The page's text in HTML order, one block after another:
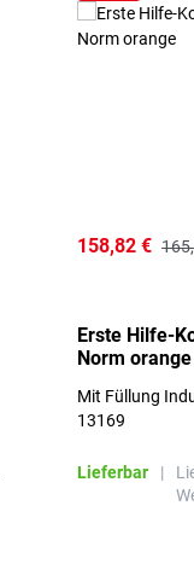
158,82 €
Erste Hilfe-
Norm orange
Mit Füllung
13169
Lieferbar |